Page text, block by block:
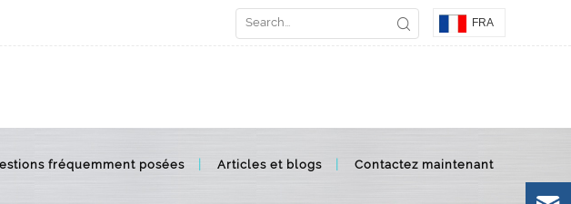
FRA
fréquemment posées Articles et blogs Contactez maintenant